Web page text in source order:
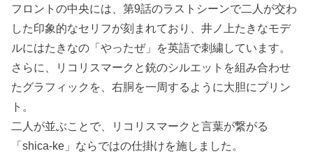
フロントの中央には、第9話のラストシーンで二人が交わ
した印象的なセリフが刻まれており、井ノ上たきなモデ
ルにはたきなの「やったぜ」を英語で刺繍しています。
さらに、リコリスマークと銃のシルエットを組み合わせ
たグラフィックを、右胴を一周するように大胆にプリン
ト。
二人が並ぶことで、リコリスマークと言葉が繋がる
「shica-ke」ならではの仕掛けを施しました。